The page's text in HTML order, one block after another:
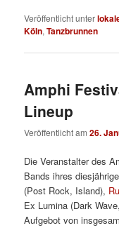
Veröffentlicht unter
Köln,Tanzbrunnen
Amphi
Lineup
Veröffentlicht am26.
Die Veranstalter des
Bands ihres
(Post Rock, Island),
Ex Lumina (Dark
Aufgebot von